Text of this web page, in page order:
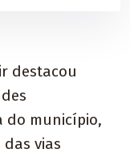
destacou
do município,
vias